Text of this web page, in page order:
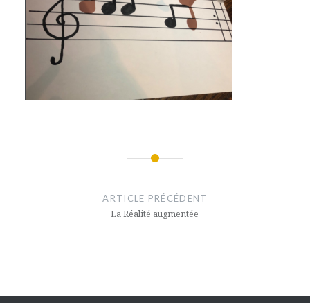
ARTICLE PRÉCÉDENT
La Réalité augmentée